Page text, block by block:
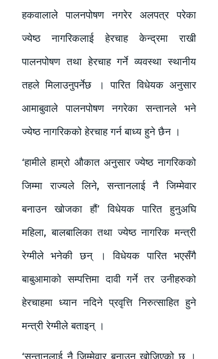
हकवालाले पालनपोषण नगरेर अलपत्र परेका
ज्येष्ठ नागरिकलाई हेरचाह केन्द्रमा राखी
पालनपोषण तथा हेरचाह गर्ने व्यवस्था स्थानीय
तहले मिलाउनुपर्नेछ । पारित विधेयक अनुसार
आमाबुवाले पालनपोषण नगरेका सन्तानले भने
ज्येष्ठ नागरिकको हेरचाह गर्न बाध्य हुने छैन ।
‘हामीले हाम्रो औकात अनुसार ज्येष्ठ नागरिकको
जिम्मा राज्यले लिने, सन्तानलाई नै जिम्मेवार
बनाउन खोजका हौं’ विधेयक पारित हुनुअघि
महिला, बालबालिका तथा ज्येष्ठ नागरिक मन्त्री
रेग्मीले भनेकी छन् । विधेयक पारित भएसँगै
बाबुआमाको सम्पत्तिमा दावी गर्ने तर उनीहरुको
हेरचाहमा ध्यान नदिने प्रवृत्ति निरुत्साहित हुने
मन्त्री रेग्मीले बताइन् ।